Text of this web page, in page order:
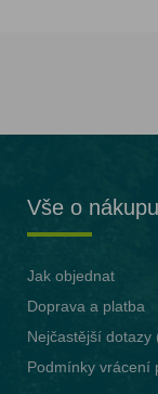
Vše o nákupu
Jak objednat
Doprava a platba
Nejčastější dotazy
Podmínky vrácení